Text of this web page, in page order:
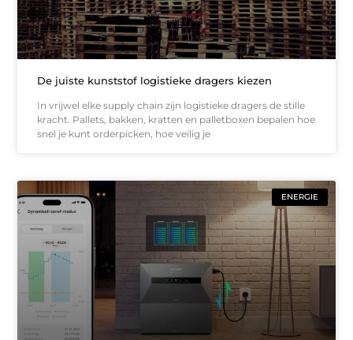
De juiste kunststof logistieke dragers kiezen
In vrijwel elke supply chain zijn logistieke dragers de stille
kracht. Pallets, bakken, kratten en palletboxen bepalen hoe
snel je kunt orderpicken, hoe veilig je
ENERGIE